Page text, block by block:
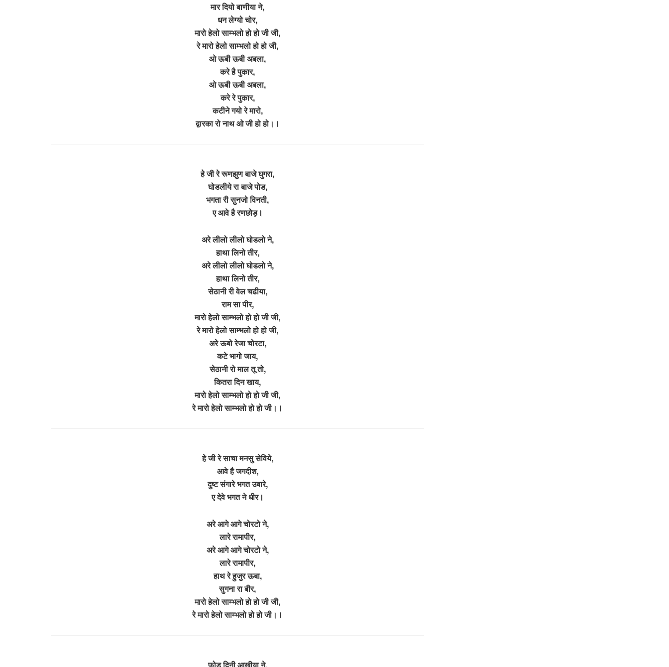
मार दियो बाणीया ने,
धन लेग्यो चोर,
मारो हेलो साम्भलो हो हो जी जी,
रे मारो हेलो साम्भलो हो हो जी,
ओ ऊबी ऊबी अबला,
करे है पुकार,
ओ ऊबी ऊबी अबला,
करे रे पुकार,
कटीने गयो रे मारो,
द्वारका रो नाथ ओ जी हो हो।।
हे जी रे रूणझुण बाजे घुगरा,
घोडलीये रा बाजे पोड,
भगता री सुनजो विनती,
ए आवे है रणछोड़।
अरे लीलो लीलो घोडलो ने,
हाथा लिनो तीर,
अरे लीलो लीलो घोडलो ने,
हाथा लिनो तीर,
सेठानी री वेल चढीया,
राम सा पीर,
मारो हेलो साम्भलो हो हो जी जी,
रे मारो हेलो साम्भलो हो हो जी,
अरे ऊबो रेजा चोरटा,
कटे भागो जाय,
सेठानी रो माल तू तो,
कितरा दिन खाय,
मारो हेलो साम्भलो हो हो जी जी,
रे मारो हेलो साम्भलो हो हो जी।।
हे जी रे साचा मनसु सेविये,
आवे है जगदीश,
दुष्ट संगारे भगत उबारे,
ए देवे भगत ने धीर।
अरे आगे आगे चोरटो ने,
लारे रामापीर,
अरे आगे आगे चोरटो ने,
लारे रामापीर,
हाथ रे हुजुर ऊबा,
सुगना रा बीर,
मारो हेलो साम्भलो हो हो जी जी,
रे मारो हेलो साम्भलो हो हो जी।।
फोड दिनी आखीया ने,